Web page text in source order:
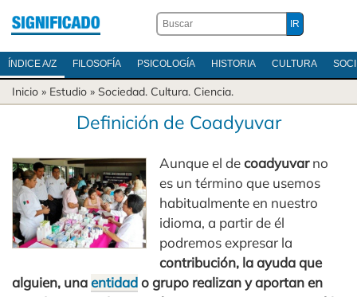
ÍNDICE A/Z FILOSOFÍA PSICOLOGÍA HISTORIA CULTURA
Inicio » Estudio » Sociedad. Cultura. Ciencia.
Definición de Coadyuvar
Aunque el decoadyuvarno
es un término que usemos
habitualmente en nuestro
idioma, a partir de él
podremos expresar la
contribución, la ayuda que
alguien, unaentidado grupo realizan y aportan en